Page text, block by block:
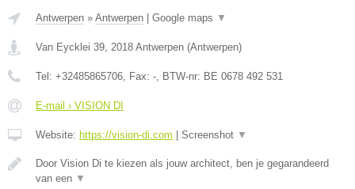
Antwerpen » Antwerpen Google maps ▼
Van Eycklei 39 2018 Antwerpen (Antwerpen)
Tel: +32485865706 , Fax: - , BTW-nr: BE 0678 492 531
E-mail › VISION DI
Website: https://vision-di.com Screenshot ▼
Door Vision Di te kiezen als jouw architect, ben je gegarandeerd
van een ▼